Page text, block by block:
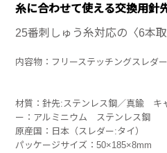
糸に合わせて使える交換用針
25番刺しゅう糸対応の〈6本取
内容物：フリーステッチングスレダ
材質：針先:ステンレス鋼／真鍮 キ
ー：アルミニウム ステンレス鋼
原産国：日本（スレダー:タイ）
パッケージサイズ：50×185×8mm